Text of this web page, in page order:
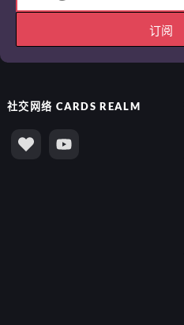
订阅
社交网络 CARDS REALM